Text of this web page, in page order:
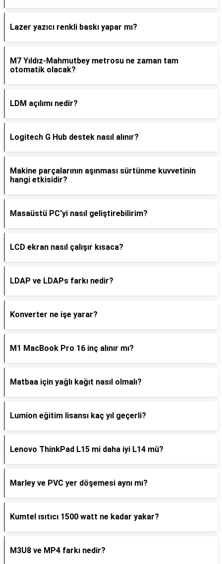
Lazer yazıcı renkli baskı yapar mı?
M7 Yıldız-Mahmutbey metrosu ne zaman tam
otomatik olacak?
LDM açılımı nedir?
Logitech G Hub destek nasıl alınır?
Makine parçalarının aşınması sürtünme kuvvetinin
hangi etkisidir?
Masaüstü PC'yi nasıl geliştirebilirim?
LCD ekran nasıl çalışır kısaca?
LDAP ve LDAPs farkı nedir?
Konverter ne işe yarar?
M1 MacBook Pro 16 inç alınır mı?
Matbaa için yağlı kağıt nasıl olmalı?
Lumion eğitim lisansı kaç yıl geçerli?
Lenovo ThinkPad L15 mi daha iyi L14 mü?
Marley ve PVC yer döşemesi aynı mı?
Kumtel ısıtıcı 1500 watt ne kadar yakar?
M3U8 ve MP4 farkı nedir?